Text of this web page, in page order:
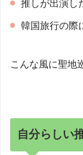
推しが出演し
韓国旅行の際
こんな風に聖地
自分らしい